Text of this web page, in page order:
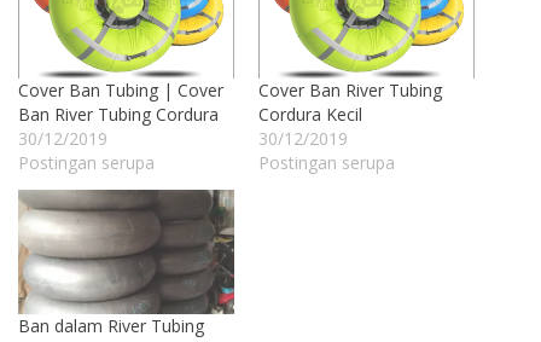
Cover Ban Tubing | Cover
Ban River Tubing Cordura
30/12/2019
Postingan serupa
Cover Ban River Tubing
Cordura Kecil
30/12/2019
Postingan serupa
Ban dalam River Tubing